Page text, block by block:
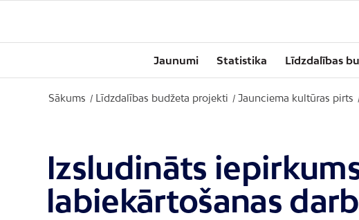
Jaunumi Statistika Līdzdalības
Sākums / Līdzdalības budžeta projekti / Jaunciema kultūras pirts
Izsludināts
labiekārtošanas